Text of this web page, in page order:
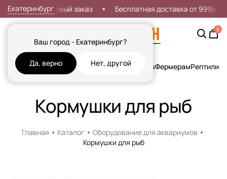
Екатеринбург
Ваш город - Екатеринбург?
Да, верно Нет, другой
7% на первый заказ Бесплатная доставка от 999р
0
Кошки СобакиРыбы Грызуны и Хорьки ПтицыФермерамРептилии
Кормушки для рыб
Главная Каталог
Оборудование для аквариумов
Кормушки для рыб